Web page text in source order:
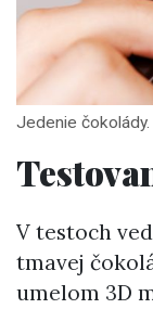
Jedenie
V testoch
tmavej
umelom 3D